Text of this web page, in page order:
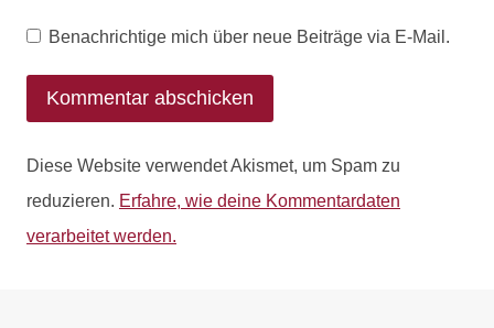
Benachrichtige mich über neue Beiträge via E-Mail.
Diese Website verwendet Akismet, um Spam zu
reduzieren. Erfahre, wie deine Kommentardaten
verarbeitet werden.